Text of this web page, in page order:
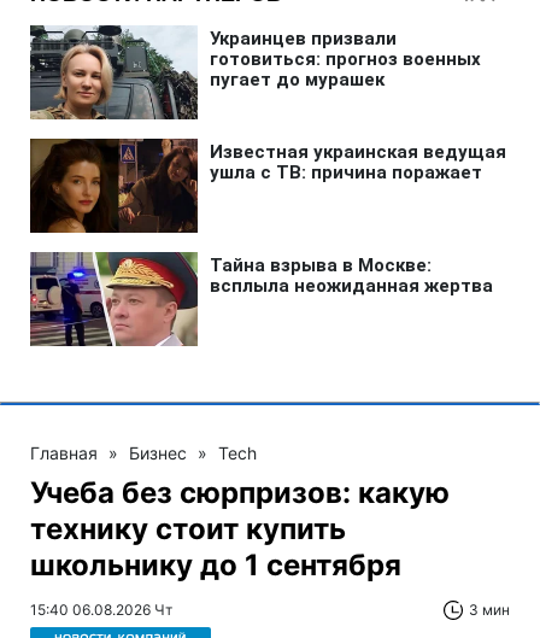
Главная » Бизнес » Tech
Учеба без сюрпризов: какую
технику стоит купить
школьнику до 1 сентября
15:40 06.08.2026 Чт 3 мин